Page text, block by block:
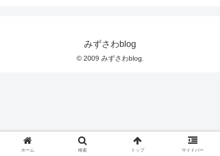
みずさわblog
© 2009 みずさわblog.
ホーム 検索 トップ サイドバー